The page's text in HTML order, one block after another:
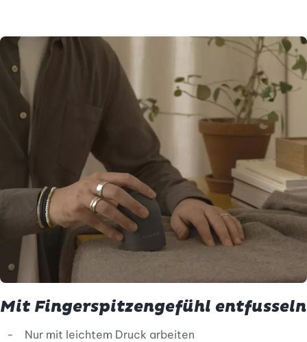
Mit Fingerspitzengefühl entfusseln
Nur mit leichtem Druck arbeiten